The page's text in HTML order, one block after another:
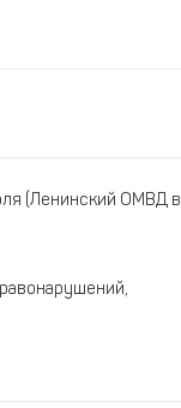
(Ленинский ОМВД в